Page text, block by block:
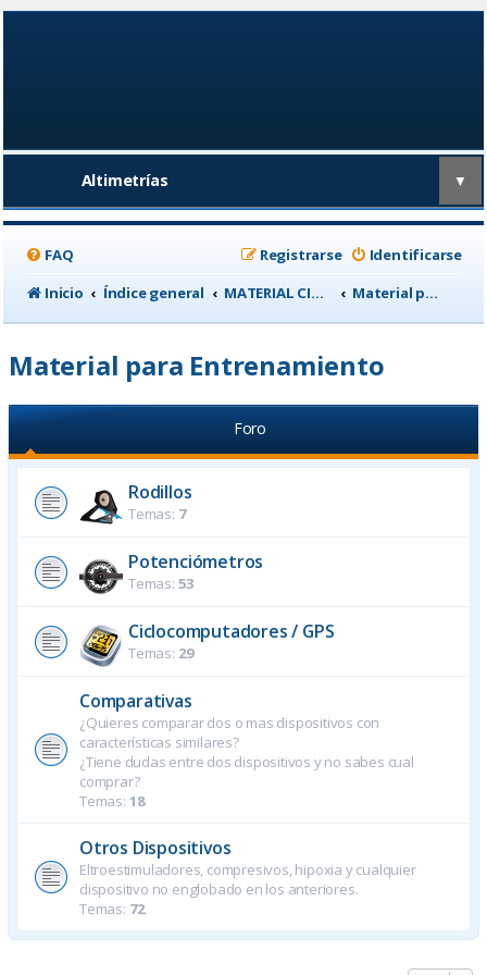
Altimetrías ▼
FAQ Identificarse
Registrarse
Inicio
Índice general MATERIAL CICLISTA Material para Entrenamiento
Material para Entrenamiento
Foro
Rodillos
Temas: 7
Potenciómetros
Temas: 53
Ciclocomputadores / GPS
Temas: 29
Comparativas
¿Quieres comparar dos o mas dispositivos con
características similares?
¿Tiene dudas entre dos dispositivos y no sabes cual
comprar?
Temas: 18
Otros Dispositivos
Eltroestimuladores, compresivos, hipoxia y cualquier
dispositivo no englobado en los anteriores.
Temas: 72